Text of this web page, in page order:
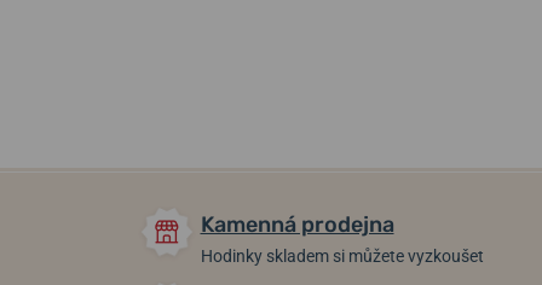
Kamenná prodejna
Hodinky skladem si můžete vyzkoušet